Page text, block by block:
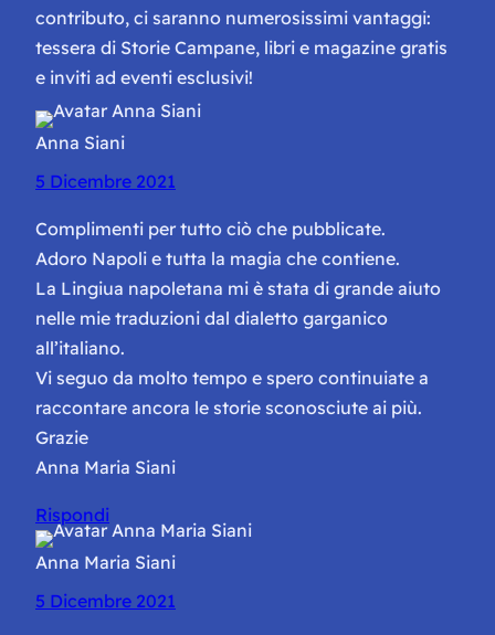
contributo, ci saranno numerosissimi vantaggi:
tessera di Storie Campane, libri e magazine gratis
e inviti ad eventi esclusivi!
Anna Siani
5 Dicembre 2021
Complimenti per tutto ciò che pubblicate.
Adoro Napoli e tutta la magia che contiene.
La Lingiua napoletana mi è stata di grande aiuto
nelle mie traduzioni dal dialetto garganico
all’italiano.
Vi seguo da molto tempo e spero continuiate a
raccontare ancora le storie sconosciute ai più.
Grazie
Anna Maria Siani
Rispondi
Anna Maria Siani
5 Dicembre 2021